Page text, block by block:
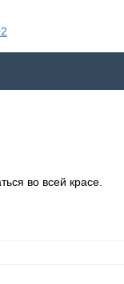
во всей красе.